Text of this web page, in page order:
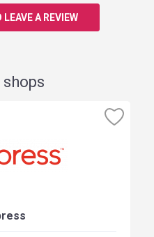
A REVIEW